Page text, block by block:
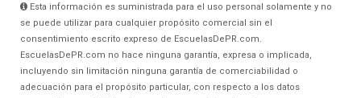
Esta información es suministrada para el uso personal solamente y no
se puede utilizar para cualquier propósito comercial sin el
consentimiento escrito expreso de EscuelasDePR.com.
EscuelasDePR.com no hace ninguna garantía, expresa o implicada,
incluyendo sin limitación ninguna garantía de comerciabilidad o
adecuación para el propósito particular, con respecto a los datos